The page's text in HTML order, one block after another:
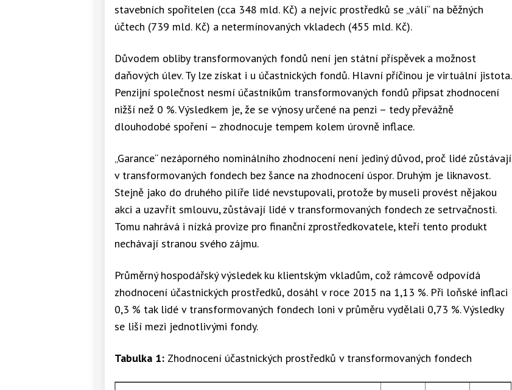
stavebních spořitelen (cca 348 mld. Kč) a nejvíc prostředků se „válí“ na běžných
účtech (739 mld. Kč) a netermínovaných vkladech (455 mld. Kč).
Důvodem obliby transformovaných fondů není jen státní příspěvek a možnost
daňových úlev. Ty lze získat i u účastnických fondů. Hlavní příčinou je virtuální jistota.
Penzijní společnost nesmí účastníkům transformovaných fondů připsat zhodnocení
nižší než 0 %. Výsledkem je, že se výnosy určené na penzi – tedy převážně
dlouhodobé spoření – zhodnocuje tempem kolem úrovně inflace.
„Garance“ nezáporného nominálního zhodnocení není jediný důvod, proč lidé zůstávají
v transformovaných fondech bez šance na zhodnocení úspor. Druhým je liknavost.
Stejně jako do druhého pilíře lidé nevstupovali, protože by museli provést nějakou
akci a uzavřít smlouvu, zůstávají lidé v transformovaných fondech ze setrvačnosti.
Tomu nahrává i nízká provize pro finanční zprostředkovatele, kteří tento produkt
nechávají stranou svého zájmu.
Průměrný hospodářský výsledek ku klientským vkladům, což rámcově odpovídá
zhodnocení účastnických prostředků, dosáhl v roce 2015 na 1,13 %. Při loňské inflaci
0,3 % tak lidé v transformovaných fondech loni v průměru vydělali 0,73 %. Výsledky
se liší mezi jednotlivými fondy.
Tabulka 1: Zhodnocení účastnických prostředků v transformovaných fondech